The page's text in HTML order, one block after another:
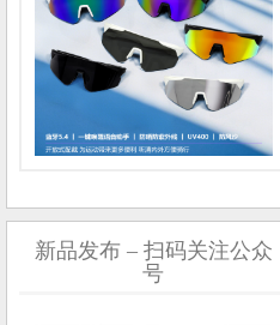
新品发布 – 扫码关注公众
号